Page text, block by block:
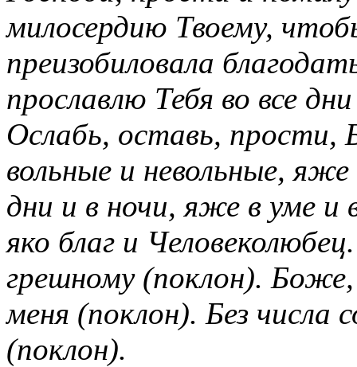
милосердию Твоему,
преизобиловала
прославлю Тебя во все
Ослабь, оставь, прости,
вольные и невольные,
дни и в ночи, яже в уме
яко благ и
грешному (поклон).
меня (поклон). Без числа
(поклон).